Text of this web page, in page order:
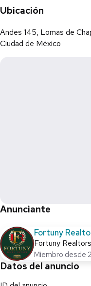
Ubicación
Andes 145, Lomas de
Ciudad de México
Anunciante
Fortuny
Fortuny Realtors
Miembro desde
Datos del anuncio